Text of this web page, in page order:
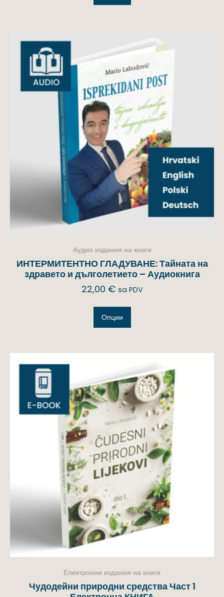
Аудио издания на книги
ИНТЕРМИТЕНТНО ГЛАДУВАНЕ: Тайната на
здравето и дълголетието – Аудиокнига
22,00 € sa PDV
Опции
Електронни издания на книги
Чудодейни природни средства Част 1